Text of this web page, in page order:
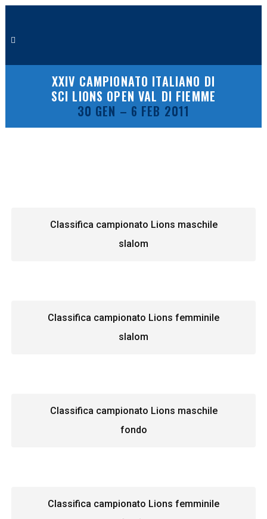
XXIV CAMPIONATO ITALIANO DI
SCI LIONS OPEN VAL DI FIEMME
30 GEN – 6 FEB 2011
Classifica campionato Lions maschile
slalom
Classifica campionato Lions femminile
slalom
Classifica campionato Lions maschile
fondo
Classifica campionato Lions femminile